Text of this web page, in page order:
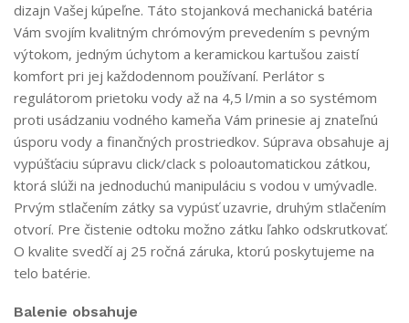
dizajn Vašej kúpeľne. Táto stojanková mechanická batéria
Vám svojím kvalitným chrómovým prevedením s pevným
výtokom, jedným úchytom a keramickou kartušou zaistí
komfort pri jej každodennom používaní. Perlátor s
regulátorom prietoku vody až na 4,5 l/min a so systémom
proti usádzaniu vodného kameňa Vám prinesie aj znateľnú
úsporu vody a finančných prostriedkov. Súprava obsahuje aj
vypúšťaciu súpravu click/clack s poloautomatickou zátkou,
ktorá slúži na jednoduchú manipuláciu s vodou v umývadle.
Prvým stlačením zátky sa vypúsť uzavrie, druhým stlačením
otvorí. Pre čistenie odtoku možno zátku ľahko odskrutkovať.
O kvalite svedčí aj 25 ročná záruka, ktorú poskytujeme na
telo batérie.
Balenie obsahuje